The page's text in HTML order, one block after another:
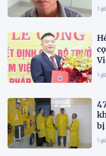
1
1
bị
1